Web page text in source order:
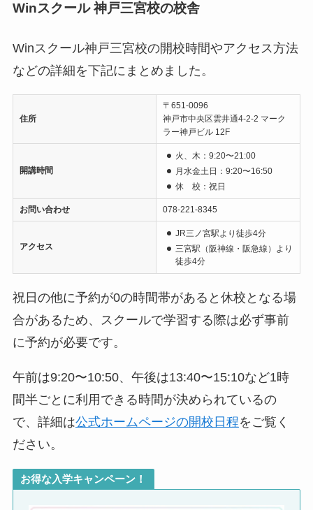
Winスクール 神戸三宮校の校舎
Winスクール神戸三宮校の開校時間やアクセス方法
などの詳細を下記にまとめました。
住所
〒651-0096
神戸市中央区雲井通4-2-2 マーク
ラー神戸ビル 12F
開講時間
火、木：9:20〜21:00
月水金土日：9:20〜16:50
休 校：祝日
お問い合わせ 078-221-8345
アクセス
JR三ノ宮駅より徒歩4分
三宮駅（阪神線・阪急線）より
徒歩4分
祝日の他に予約が0の時間帯があると休校となる場
合があるため、スクールで学習する際は必ず事前
に予約が必要です。
午前は9:20〜10:50、午後は13:40〜15:10など1時
間半ごとに利用できる時間が決められているの
で、詳細は公式ホームページの開校日程をご覧く
ださい。
お得な入学キャンペーン！